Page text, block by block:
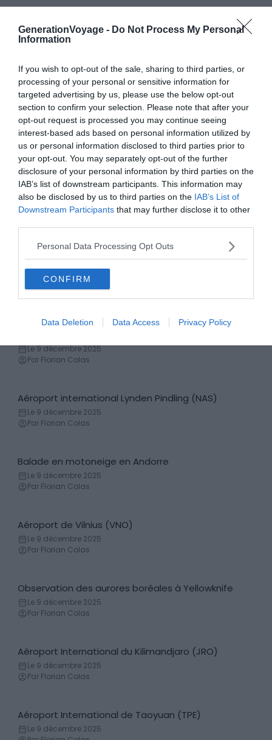
GenerationVoyage - Do Not Process My Personal
Information
If you wish to opt-out of the sale, sharing to third parties, or
processing of your personal or sensitive information for
targeted advertising by us, please use the below opt-out
section to confirm your selection. Please note that after your
opt-out request is processed you may continue seeing
interest-based ads based on personal information utilized by
us or personal information disclosed to third parties prior to
your opt-out. You may separately opt-out of the further
disclosure of your personal information by third parties on the
IAB’s list of downstream participants. This information may
also be disclosed by us to third parties on the IAB’s List of
Downstream Participants that may further disclose it to other
Personal Data Processing Opt Outs
CONFIRM
Data Deletion Data Access Privacy Policy
Chiens de traineau
Balade en chiens de traîneau dans les Laurentides
Le 9 décembre 2025
Par Florian Colas
Motoneige
Balade en motoneige à Tromso
Le 9 décembre 2025
Par Florian Colas
Canyoning
Canyoning dans le canyon de Coanegra, Majorque
Le 9 décembre 2025
Par Florian Colas
Canoë-kayak dans les Gorges du Verdon
Rafting
Rafting dans la rivière Cetina à Omiš
Le 9 décembre 2025
Par Florian Colas
Transferts aéroports
Le 9 décembre 2025
Par Florian Colas
Transferts aéroports
Aéroport international Lynden Pindling (NAS)
Le 9 décembre 2025
Par Florian Colas
Motoneige
Balade en motoneige en Andorre
Le 9 décembre 2025
Par Florian Colas
Transferts aéroports
Aéroport de Vilnius (VNO)
Le 9 décembre 2025
Par Florian Colas
Aurores boréales
Observation des aurores boréales à Yellowknife
Le 9 décembre 2025
Par Florian Colas
Transferts aéroports
Aéroport International du Kilimandjaro (JRO)
Le 9 décembre 2025
Par Florian Colas
Transferts aéroports
Aéroport International de Taoyuan (TPE)
Le 9 décembre 2025